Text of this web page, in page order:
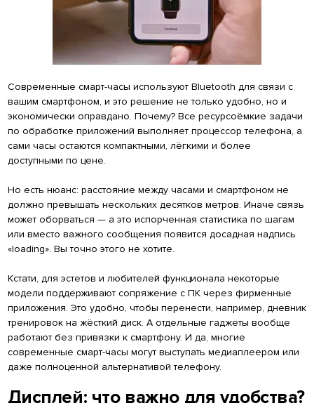
Современные смарт-часы используют Bluetooth для связи с
вашим смартфоном, и это решение не только удобно, но и
экономически оправдано. Почему? Все ресурсоёмкие задачи
по обработке приложений выполняет процессор телефона, а
сами часы остаются компактными, лёгкими и более
доступными по цене.
Но есть нюанс: расстояние между часами и смартфоном не
должно превышать нескольких десятков метров. Иначе связь
может оборваться — а это испорченная статистика по шагам
или вместо важного сообщения появится досадная надпись
«loading». Вы точно этого не хотите.
Кстати, для эстетов и любителей функционала некоторые
модели поддерживают сопряжение с ПК через фирменные
приложения. Это удобно, чтобы перенести, например, дневник
тренировок на жёсткий диск. А отдельные гаджеты вообще
работают без привязки к смартфону. И да, многие
современные смарт-часы могут выступать медиаплеером или
даже полноценной альтернативой телефону.
Дисплей: что важно для удобства?